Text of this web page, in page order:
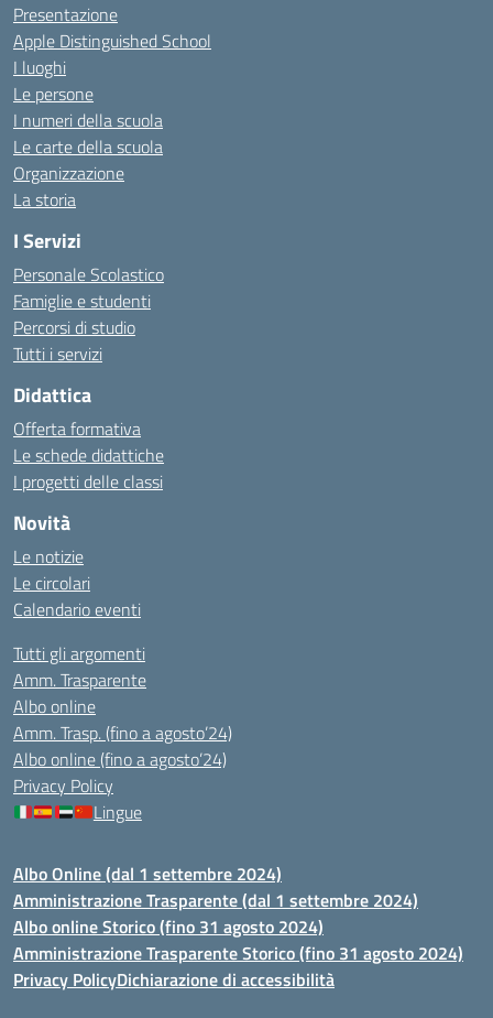
Presentazione
Apple Distinguished School
I luoghi
Le persone
I numeri della scuola
Le carte della scuola
Organizzazione
La storia
I Servizi
Personale Scolastico
Famiglie e studenti
Percorsi di studio
Tutti i servizi
Didattica
Offerta formativa
Le schede didattiche
I progetti delle classi
Novità
Le notizie
Le circolari
Calendario eventi
Tutti gli argomenti
Amm. Trasparente
Albo online
Amm. Trasp. (fino a agosto’24)
Albo online (fino a agosto’24)
Privacy Policy
Lingue
Albo Online (dal 1 settembre 2024)
Amministrazione Trasparente (dal 1 settembre 2024)
Albo online Storico (fino 31 agosto 2024)
Amministrazione Trasparente Storico (fino 31 agosto 2024)
Privacy PolicyDichiarazione di accessibilità